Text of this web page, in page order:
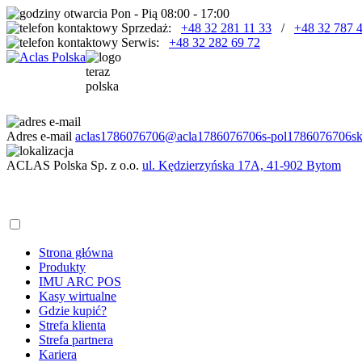
Pon - Pią 08:00 - 17:00
Sprzedaż: +48 32 281 11 33 / +48 32 787
Serwis: +48 32 282 69 72
Adres e-mail aclas1786076706@acla1786076706s-pol1786076706
ACLAS Polska Sp. z o.o. ul. Kędzierzyńska 17A, 41-902 Bytom
Strona główna
Produkty
IMU ARC POS
Kasy wirtualne
Gdzie kupić?
Strefa klienta
Strefa partnera
Kariera